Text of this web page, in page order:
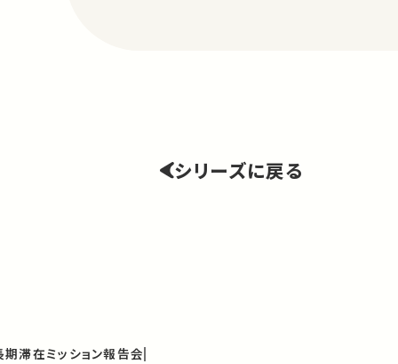
シリーズに戻る
滞在ミッション報告会